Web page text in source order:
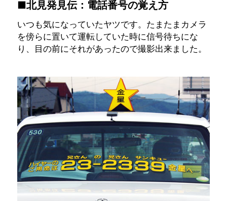
■北見発見伝：電話番号の覚え方
いつも気になっていたヤツです。たまたまカメラ
を傍らに置いて運転していた時に信号待ちにな
り、目の前にそれがあったので撮影出来ました。